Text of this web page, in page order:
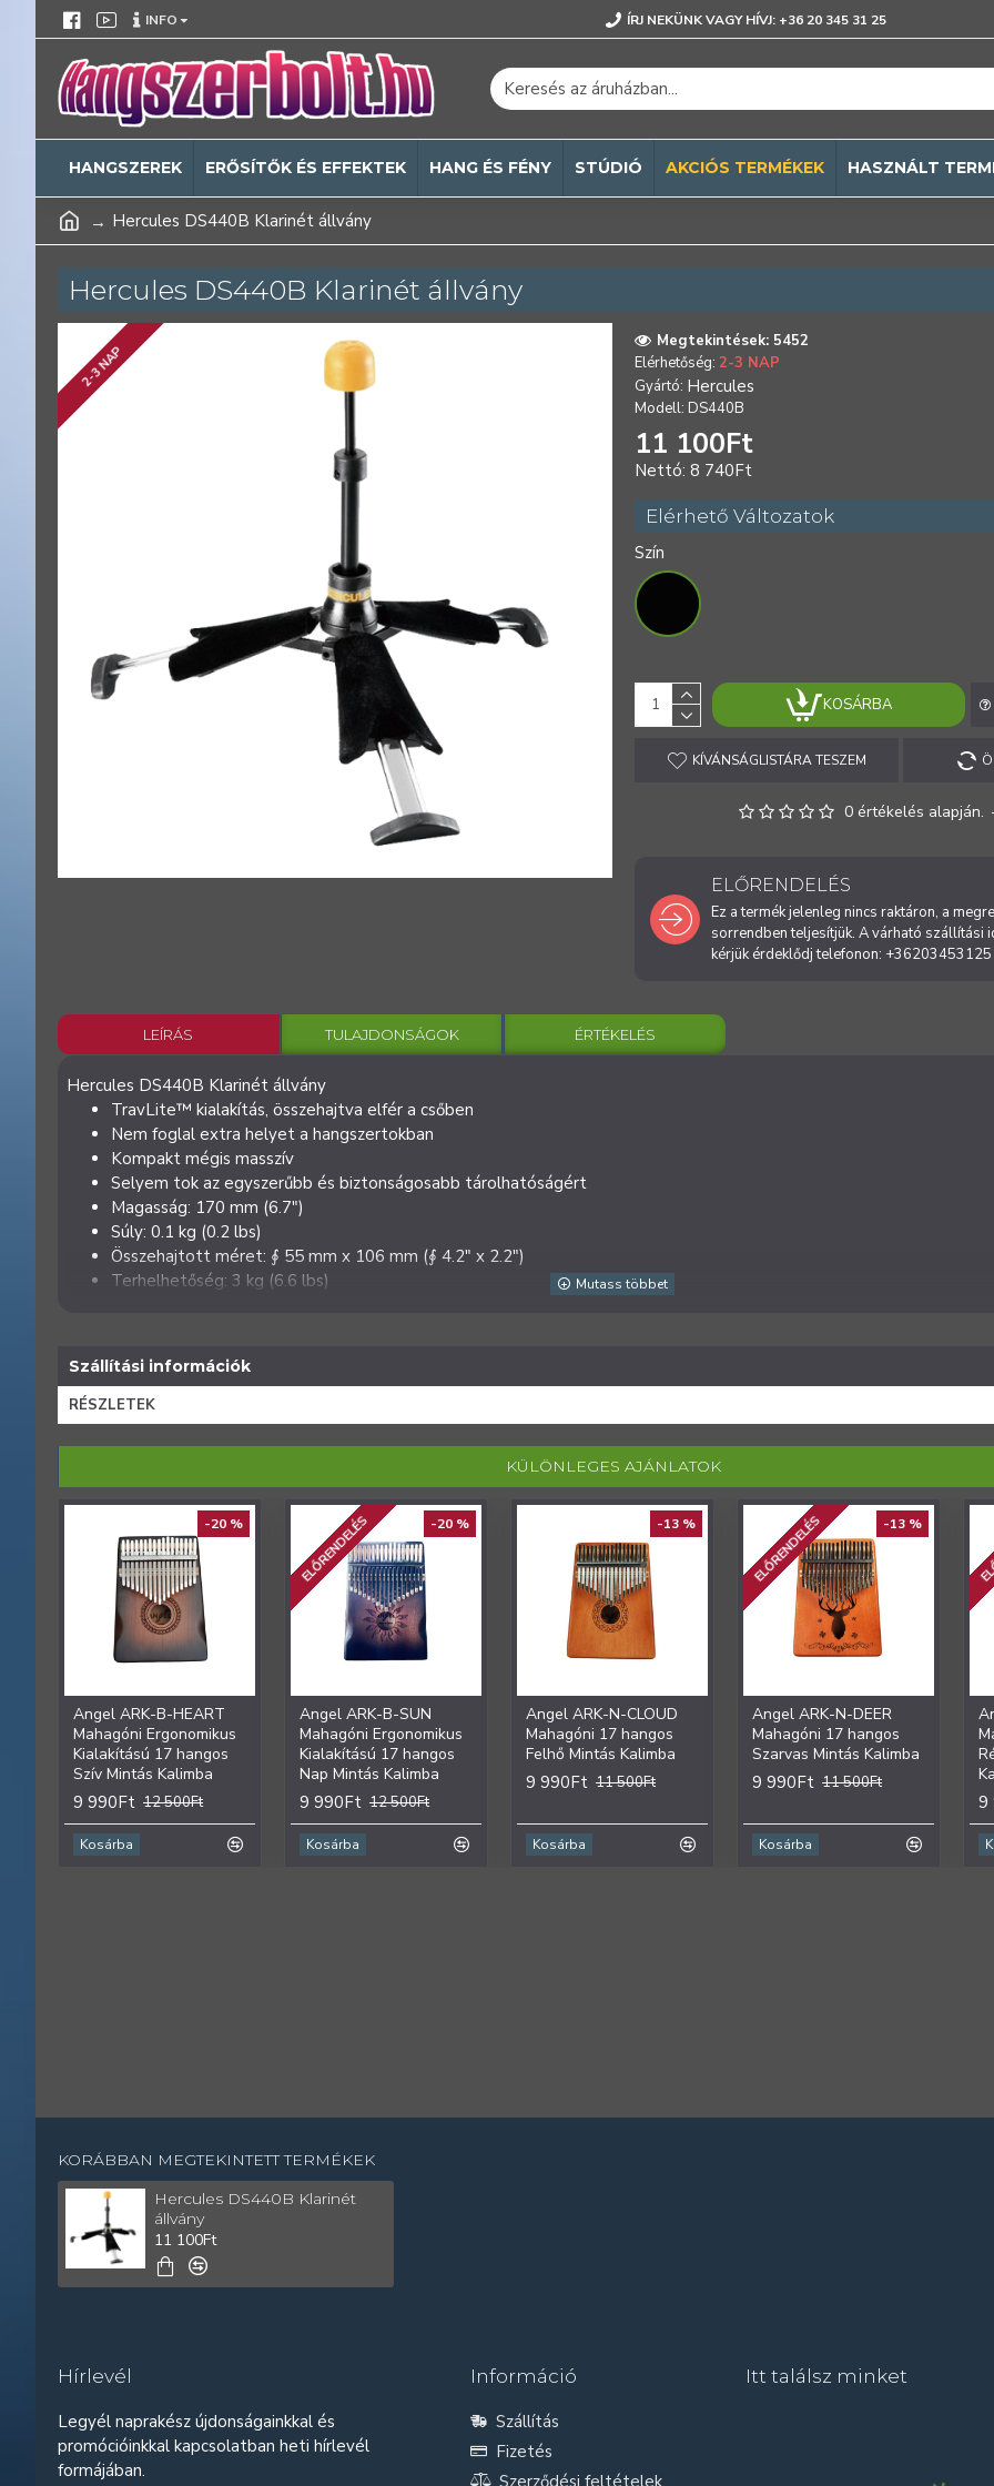
INFO ÍRJ NEKÜNK VAGY HÍVJ: +36 20 345 31 25
HANGSZEREK ERŐSÍTŐK ÉS EFFEKTEK HANG ÉS FÉNY STÚDIÓ AKCIÓS TERMÉKEK HASZNÁLT
Hercules DS440B Klarinét állvány
Hercules DS440B Klarinét állvány
2-3 NAP Elérhetőség: 2-3 NAP
Gyártó: Hercules
Modell: DS440B
Megtekintések: 5452
0 értékelés alapján.
11 100Ft
Nettó: 8 740Ft
Elérhető Változatok
Szín
KOSÁRBA
KÍVÁNSÁGLISTÁRA TESZEM
ELŐRENDELÉS
Ez a termék jelenleg nincs raktáron, a
sorrendben teljesítjük. A várható szállítási
kérjük érdeklődj telefonon: +36203453125
LEÍRÁS TULAJDONSÁGOK ÉRTÉKELÉS
Hercules DS440B Klarinét állvány
TravLite™ kialakítás, összehajtva elfér a csőben
Nem foglal extra helyet a hangszertokban
Kompakt mégis masszív
Selyem tok az egyszerűbb és biztonságosabb tárolhatóságért
Magasság: 170 mm (6.7")
Súly: 0.1 kg (0.2 lbs)
Összehajtott méret: ∮ 55 mm x 106 mm (∮ 4.2" x 2.2")
Terhelhetőség: 3 kg (6.6 lbs)
Szállítási információk
RÉSZLETEK
KÜLÖNLEGES AJÁNLATOK
-20 %
Angel ARK-B-HEART
Mahagóni Ergonomikus
Kialakítású 17 hangos
Szív Mintás Kalimba
9 990Ft 12 500Ft
Kosárba
-20 %
ELŐRENDELÉS
Angel ARK-B-SUN
Mahagóni Ergonomikus
Kialakítású 17 hangos
Nap Mintás Kalimba
9 990Ft 12 500Ft
Kosárba
-13 %
Angel ARK-N-CLOUD
Mahagóni 17 hangos
Felhő Mintás Kalimba
9 990Ft 11 500Ft
Kosárba
-13 %
ELŐRENDELÉS
Angel ARK-N-DEER
Mahagóni 17 hangos
Szarvas Mintás Kalimba
9 990Ft 11 500Ft
Kosárba
9
KORÁBBAN MEGTEKINTETT TERMÉKEK
Hercules DS440B Klarinét
állvány
11 100Ft
Hírlevél
Legyél naprakész újdonságainkkal és
promócióinkkal kapcsolatban heti hírlevél
formájában.
Információ
Szállítás
Fizetés
Szerződési feltételek
Itt találsz minket